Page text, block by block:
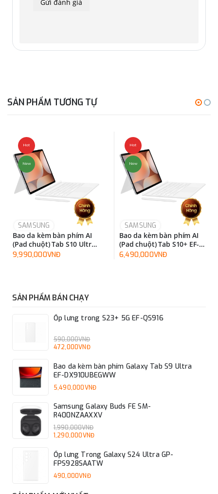
SẢN PHẨM TƯƠNG TỰ
Hot
New
SAMSUNG
Bao da kèm bàn phím AI
(Pad chuột) Tab S10 Ultra
EF-DX925UBEGWW
9,990,000VNĐ
Hot
New
SAMSUNG
Bao da kèm bàn phím AI
(Pad chuột) Tab S10+ EF-
DX825UWEGWW
6,490,000VNĐ
SẢN PHẨM BÁN CHẠY
Ốp lưng trong S23+ 5G EF-QS916
590,000VNĐ
472,000VNĐ
Bao da kèm bàn phím Galaxy Tab S9 Ultra
EF-DX910UBEGWW
5,490,000VNĐ
Samsung Galaxy Buds FE SM-
R400NZAAXXV
1,990,000VNĐ
1,290,000VNĐ
Ốp lưng Trong Galaxy S24 Ultra GP-
FPS928SAATW
490,000VNĐ